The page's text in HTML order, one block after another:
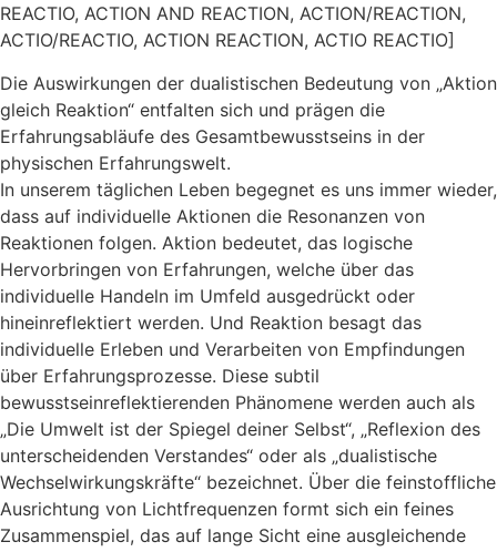
REACTIO, ACTION AND REACTION, ACTION/REACTION,
ACTIO/REACTIO, ACTION REACTION, ACTIO REACTIO]
Die Auswirkungen der dualistischen Bedeutung von „Aktion
gleich Reaktion“ entfalten sich und prägen die
Erfahrungsabläufe des Gesamtbewusstseins in der
physischen Erfahrungswelt.
In unserem täglichen Leben begegnet es uns immer wieder,
dass auf individuelle Aktionen die Resonanzen von
Reaktionen folgen. Aktion bedeutet, das logische
Hervorbringen von Erfahrungen, welche über das
individuelle Handeln im Umfeld ausgedrückt oder
hineinreflektiert werden. Und Reaktion besagt das
individuelle Erleben und Verarbeiten von Empfindungen
über Erfahrungsprozesse. Diese subtil
bewusstseinreflektierenden Phänomene werden auch als
„Die Umwelt ist der Spiegel deiner Selbst“, „Reflexion des
unterscheidenden Verstandes“ oder als „dualistische
Wechselwirkungskräfte“ bezeichnet. Über die feinstoffliche
Ausrichtung von Lichtfrequenzen formt sich ein feines
Zusammenspiel, das auf lange Sicht eine ausgleichende